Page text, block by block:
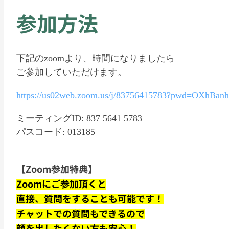
参加方法
下記のzoomより、時間になりましたら
ご参加していただけます。
https://us02web.zoom.us/j/
ミーティングID: 837 5641 5783
パスコード: 013185
【Zoom参加特典】
Zoomにご参加頂くと
直接、質問をすることも可能です！
チャットでの質問もできるので